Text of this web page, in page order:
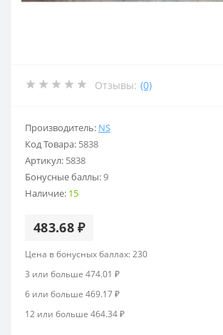
Отзывы: (0)
Производитель: NS
Код Товара: 5838
Артикул: 5838
Бонусные баллы:9
Наличие: 15
483.68 ₽
Цена в бонусных баллах: 230
3 или больше 474.01 ₽
6 или больше 469.17 ₽
12 или больше 464.34 ₽